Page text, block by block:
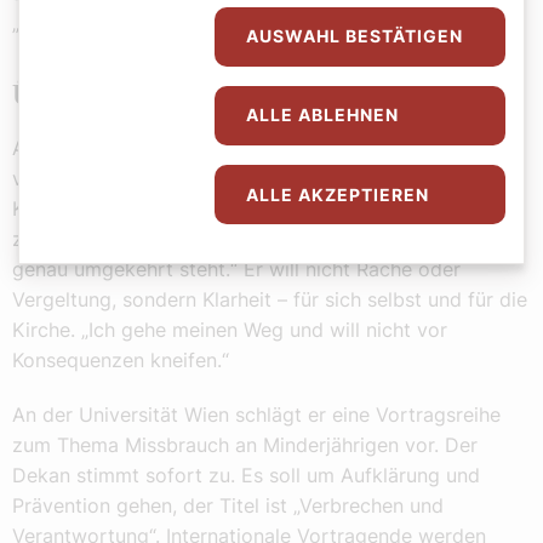
„nicht kaufen lassen“, erklärt er.
Über Missbrauch muss man sprechen
Als er die Geschichte des missbrauchten Buben
veröffentlicht, warnen ihn Kollegen. Er würde einer
Kirche, die ohnehin schon schlecht dasteht, Schaden
zufügen. „Das sehe ich nicht so, weil die Geschichte
genau umgekehrt steht.“ Er will nicht Rache oder
Vergeltung, sondern Klarheit – für sich selbst und für die
Kirche. „Ich gehe meinen Weg und will nicht vor
Konsequenzen kneifen.“
An der Universität Wien schlägt er eine Vortragsreihe
zum Thema Missbrauch an Minderjährigen vor. Der
Dekan stimmt sofort zu. Es soll um Aufklärung und
Prävention gehen, der Titel ist „Verbrechen und
Verantwortung“. Internationale Vortragende werden
AUSWAHL BESTÄTIGEN
ALLE ABLEHNEN
ALLE AKZEPTIEREN